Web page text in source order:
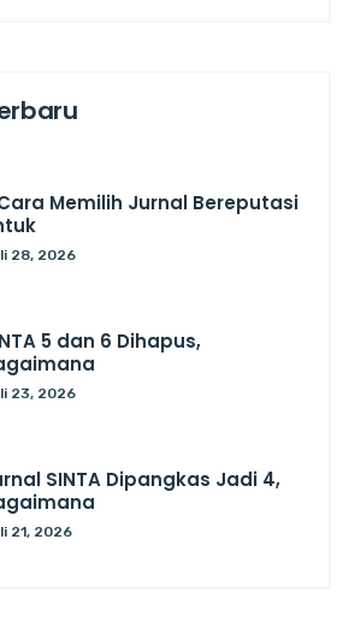
Memilih Jurnal Bereputasi
28, 2026
5 dan 6 Dihapus,
23, 2026
SINTA Dipangkas Jadi 4,
21, 2026